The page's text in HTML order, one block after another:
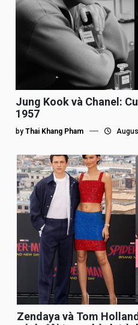
Jung Kook và Chanel:
1957
by Thai Khang Pham
Zendaya và Tom